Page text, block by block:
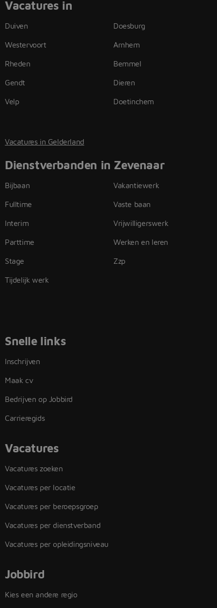
Vacatures in
Duiven
Westervoort
Rheden
Gendt
Velp
Doesburg
Arnhem
Bemmel
Dieren
Doetinchem
Vacatures in Gelderland
Dienstverbanden in Zevenaar
Bijbaan
Fulltime
Interim
Parttime
Stage
Tijdelijk werk
Vakantiewerk
Vaste baan
Vrijwilligerswerk
Werken en leren
Zzp
Snelle links
Inschrijven
Maak cv
Bedrijven op Jobbird
Carrieregids
Vacatures
Vacatures zoeken
Vacatures per locatie
Vacatures per beroepsgroep
Vacatures per dienstverband
Vacatures per opleidingsniveau
Jobbird
Kies een andere regio